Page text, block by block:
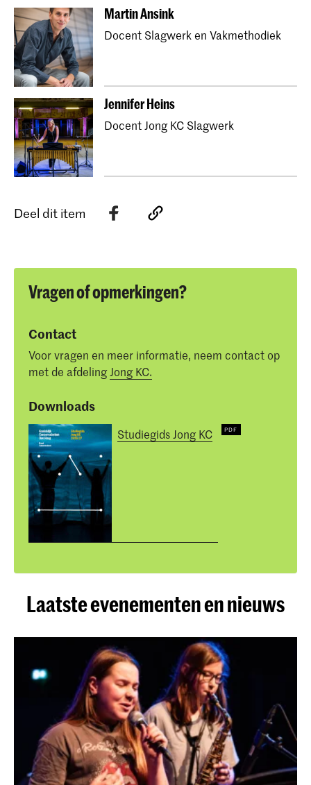
Martin Ansink
Docent Slagwerk en Vakmethodiek
Jennifer Heins
Docent Jong KC Slagwerk
Deel dit item
Vragen of opmerkingen?
Contact
Voor vragen en meer informatie, neem contact op
met de afdelingJong KC.
Downloads
Studiegids Jong KC
Laatste evenementen en nieuws